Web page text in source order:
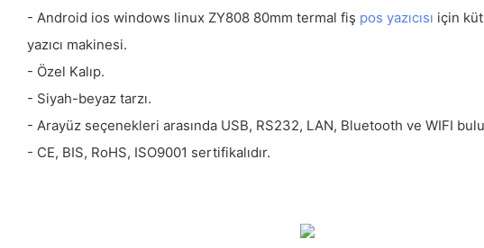
- Android ios windows linux ZY808 80mm termal fiş pos yazıcısı için
yazıcı makinesi.
- Özel Kalıp.
- Siyah-beyaz tarzı.
- Arayüz seçenekleri arasında USB, RS232, LAN, Bluetooth ve WIFI
- CE, BIS, RoHS, ISO9001 sertifikalıdır.